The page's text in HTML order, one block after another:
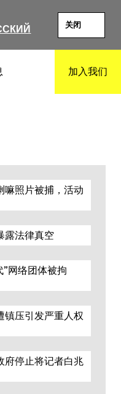
关闭
加入我们
嘛照片被捕，活动
露法律真空
”网络团体被拘
镇压引发严重人权
府停止将记者白兆